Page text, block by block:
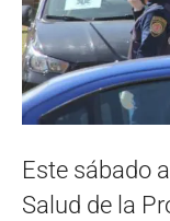
Este sábado
Salud de la